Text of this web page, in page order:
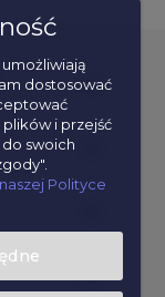
dostosować
i przejść
swoich
Polityce